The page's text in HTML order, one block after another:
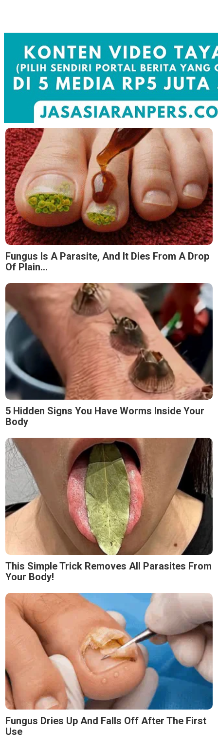
Fungus Is A Parasite, And It Dies From A Drop
Of Plain...
5 Hidden Signs You Have Worms Inside Your
Body
This Simple Trick Removes All Parasites From
Your Body!
Fungus Dries Up And Falls Off After The First
Use